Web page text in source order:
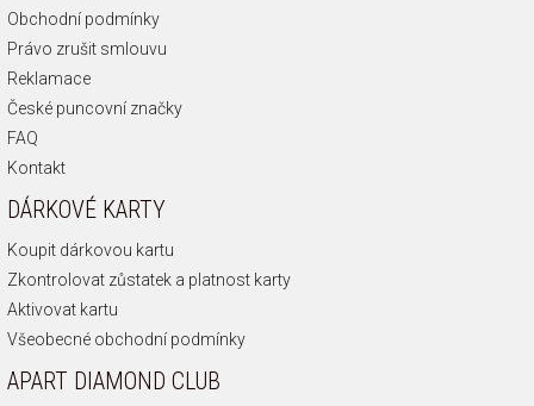
Obchodní podmínky
Právo zrušit smlouvu
Reklamace
České puncovní značky
FAQ
Kontakt
DÁRKOVÉ KARTY
Koupit dárkovou kartu
Zkontrolovat zůstatek a platnost karty
Aktivovat kartu
Všeobecné obchodní podmínky
APART DIAMOND CLUB